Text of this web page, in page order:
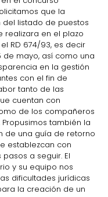
que la
del listado de puestos
realizara en el plazo
RD 674/93, es decir
de mayo, así como una
en la gestión
con el fin de
tanto de las
cuentan con
de los compañeros
también la
de una guía de retorno
establezcan con
a seguir. El
y su equipo nos
dificultades jurídicas
la creación de un